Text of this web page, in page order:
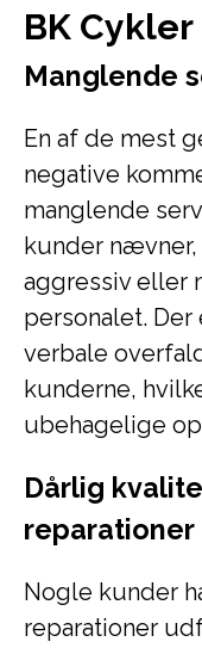
BK Cykler
Manglende
En af de mest
negative
manglende
kunder
aggressiv eller
personalet.
verbale
kunderne,
ubehagelige
Dårlig
reparationer
Nogle kunder
reparationer